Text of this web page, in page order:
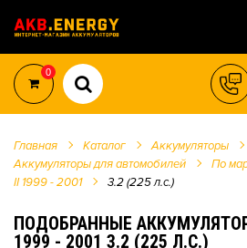
0
Главная Каталог
Аккумуляторы
Аккумуляторы для автомобилей
По
II 1999 - 2001
3.2 (225 л.с.)
ПОДОБРАННЫЕ
1999 - 2001 3.2 (225 Л.С.)